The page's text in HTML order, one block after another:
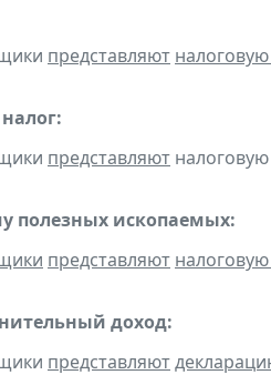
представляют
представляют
полезных ископаемых:
представляют
доход:
представляют